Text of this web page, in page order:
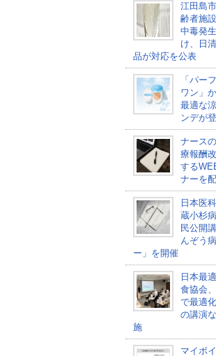
江田島
齢者施
中毒発
け、日
品が対応を公表
「パー
ワン」
最適な
ンデが
ナース
療報酬
する
ナーを
日本医
蔵小杉
民公開
んぞう
ー」を開催
日本最
食協会
で最適
の講演
施
マイボ